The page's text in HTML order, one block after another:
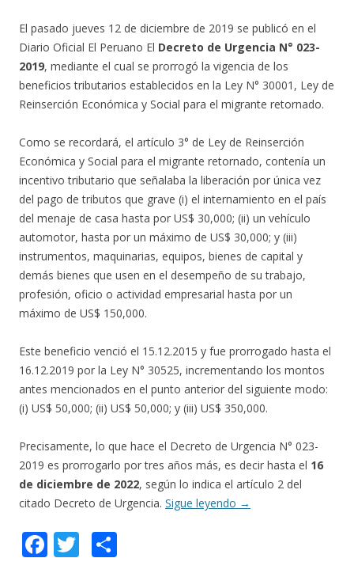
El pasado jueves 12 de diciembre de 2019 se publicó en el
Diario Oficial El Peruano El Decreto de Urgencia N° 023-
2019, mediante el cual se prorrogó la vigencia de los
beneficios tributarios establecidos en la Ley N° 30001, Ley de
Reinserción Económica y Social para el migrante retornado.
Como se recordará, el artículo 3° de Ley de Reinserción
Económica y Social para el migrante retornado, contenía un
incentivo tributario que señalaba la liberación por única vez
del pago de tributos que grave (i) el internamiento en el país
del menaje de casa hasta por US$ 30,000; (ii) un vehículo
automotor, hasta por un máximo de US$ 30,000; y (iii)
instrumentos, maquinarias, equipos, bienes de capital y
demás bienes que usen en el desempeño de su trabajo,
profesión, oficio o actividad empresarial hasta por un
máximo de US$ 150,000.
Este beneficio venció el 15.12.2015 y fue prorrogado hasta el
16.12.2019 por la Ley N° 30525, incrementando los montos
antes mencionados en el punto anterior del siguiente modo:
(i) US$ 50,000; (ii) US$ 50,000; y (iii) US$ 350,000.
Precisamente, lo que hace el Decreto de Urgencia N° 023-
2019 es prorrogarlo por tres años más, es decir hasta el 16
de diciembre de 2022, según lo indica el artículo 2 del
citado Decreto de Urgencia. Sigue leyendo →
F T